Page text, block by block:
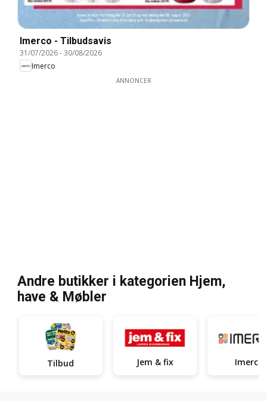
Imerco - Tilbudsavis
31/07/2026-30/08/2026
Imerco
ANNONCER
Andre butikker i kategorien Hjem,
have & Møbler
Tilbud Jem & fix Imerco